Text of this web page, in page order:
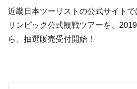
近畿日本ツーリストの公式サイト
リンピック公式観戦ツアーを、
ら、抽選販売受付開始！